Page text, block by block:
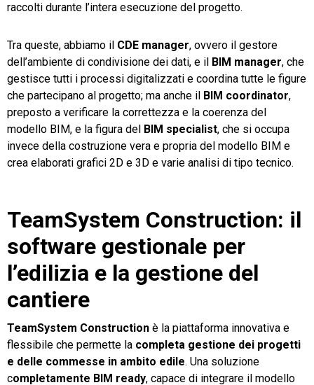
raccolti durante l’intera esecuzione del progetto.
Tra queste, abbiamo il CDE manager, ovvero il gestore
dell’ambiente di condivisione dei dati, e il BIM manager, che
gestisce tutti i processi digitalizzati e coordina tutte le figure
che partecipano al progetto; ma anche il BIM coordinator,
preposto a verificare la correttezza e la coerenza del
modello BIM, e la figura del BIM specialist, che si occupa
invece della costruzione vera e propria del modello BIM e
crea elaborati grafici 2D e 3D e varie analisi di tipo tecnico.
TeamSystem Construction: il
software gestionale per
l’edilizia e la gestione del
cantiere
TeamSystem Construction è la piattaforma innovativa e
flessibile che permette la completa gestione dei progetti
e delle commesse in ambito edile. Una soluzione
completamente BIM ready, capace di integrare il modello